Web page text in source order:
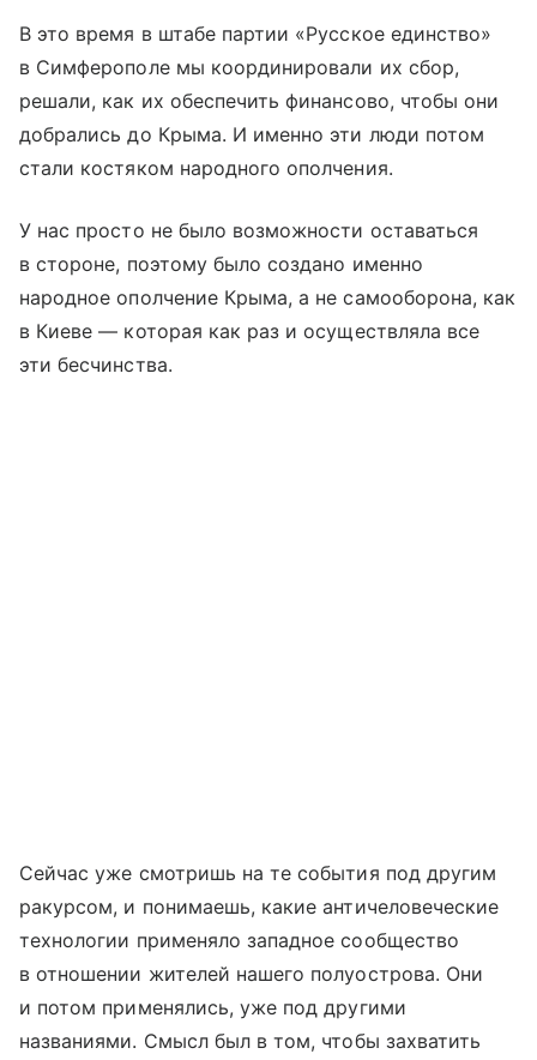
В это время в штабе партии «Русское единство»
в Симферополе мы координировали их сбор,
решали, как их обеспечить финансово, чтобы они
добрались до Крыма. И именно эти люди потом
стали костяком народного ополчения.
У нас просто не было возможности оставаться
в стороне, поэтому было создано именно
народное ополчение Крыма, а не самооборона, как
в Киеве — которая как раз и осуществляла все
эти бесчинства.
Сейчас уже смотришь на те события под другим
ракурсом, и понимаешь, какие античеловеческие
технологии применяло западное сообщество
в отношении жителей нашего полуострова. Они
и потом применялись, уже под другими
названиями. Смысл был в том, чтобы захватить